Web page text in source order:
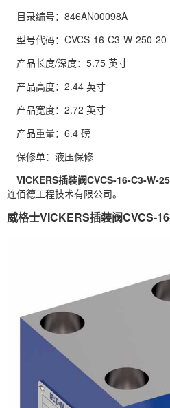
目录编号：846AN00098A
型号代码：CVCS-16-C3-W-250-
产品长度/深度：5.75 英寸
产品高度：2.44 英寸
产品宽度：2.72 英寸
产品重量：6.4 磅
保修单：液压保修
VICKERS插装阀CVCS-16-C3-W-
连佰德工程技术有限公司。
威格士VICKERS插装阀CVCS-